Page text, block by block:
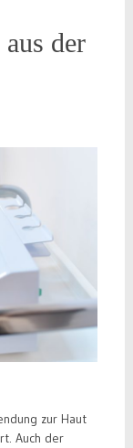
der
zur Haut
Auch der